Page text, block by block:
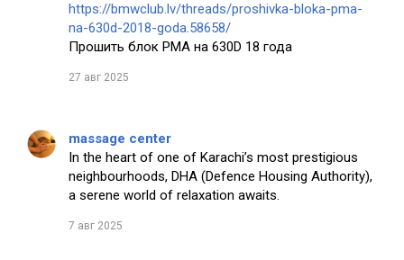
https://bmwclub.lv/threads/proshivka-bloka-pma-
na-630d-2018-goda.58658/
Прошить блок PMA на 630D 18 года
27 авг 2025
massage center
In the heart of one of Karachi’s most prestigious
neighbourhoods, DHA (Defence Housing Authority),
a serene world of relaxation awaits.
7 авг 2025